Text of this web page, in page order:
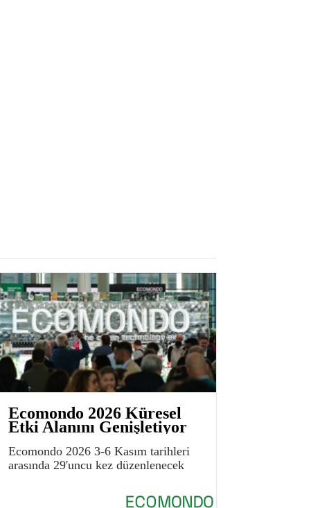
Ecomondo 2026 Küresel
Etki Alanını Genişletiyor
Ecomondo 2026 3-6 Kasım tarihleri
arasında 29'uncu kez düzenlenecek